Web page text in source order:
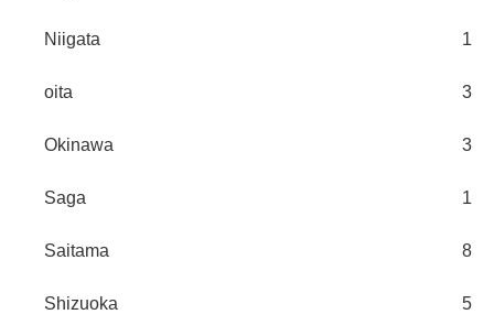
Niigata 1
oita 3
Okinawa 3
Saga 1
Saitama 8
Shizuoka 5